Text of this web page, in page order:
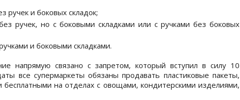
ручек и боковых складок;
ручек, но с боковыми складками или с ручками без боковых
и боковыми складками.
напрямую связано с запретом, который вступил в силу 10
все супермаркеты обязаны продавать пластиковые пакеты,
на отделах с овощами, кондитерскими изделиями,